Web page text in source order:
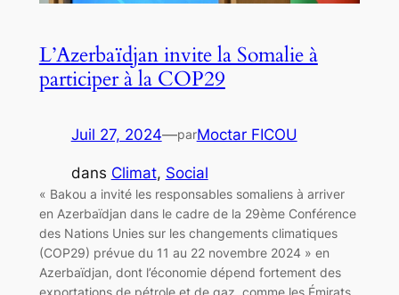
L’Azerbaïdjan invite la Somalie à
participer à la COP29
Juil 27, 2024—parMoctar FICOU
dans Climat, Social
« Bakou a invité les responsables somaliens à arriver
en Azerbaïdjan dans le cadre de la 29ème Conférence
des Nations Unies sur les changements climatiques
(COP29) prévue du 11 au 22 novembre 2024 » en
Azerbaïdjan, dont l’économie dépend fortement des